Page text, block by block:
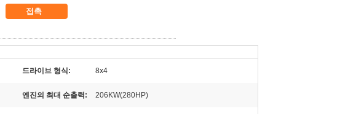
접촉
드라이브 형식: 8x4
엔진의 최대 순출력: 206KW(280HP)